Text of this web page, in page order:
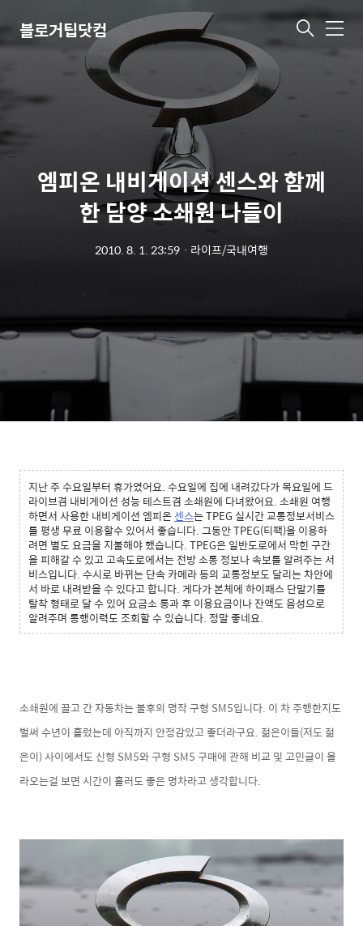
블로거팁닷컴 메
엠피온 내비게이션 센스와 함께
한 담양 소쇄원 나들이
2010. 8. 1. 23:59 ㆍ 라이프/국내여행
지난 주 수요일부터 휴가였어요. 수요일에 집에 내려갔다가 목요일에 드
라이브겸 내비게이션 성능 테스트겸 소쇄원에 다녀왔어요. 소쇄원 여행
하면서 사용한 내비게이션 엠피온센스는 TPEG 실시간 교통정보서비스
를 평생 무료 이용할수 있어서 좋습니다. 그동안 TPEG(티팩)을 이용하
려면 별도 요금을 지불해야 했습니다. TPEG은 일반도로에서 막힌 구간
을 피해갈 수 있고 고속도로에서는 전방 소통 정보나 속보를 알려주는 서
비스입니다. 수시로 바뀌는 단속 카메라 등의 교통정보도 달리는 차안에
서 바로 내려받을 수 있다고 합니다. 게다가 본체에 하이패스 단말기를
탈착 형태로 달 수 있어 요금소 통과 후 이용요금이나 잔액도 음성으로
알려주며 통행이력도 조회할 수 있습니다. 정말 좋네요.
소쇄원에 끌고 간 자동차는 불후의 명작 구형 SM5입니다. 이 차 주행한지도
벌써 수년이 흘렀는데 아직까지 안정감있고 좋더라구요. 젊은이들(저도 젊
은이) 사이에서도 신형 SM5와 구형 SM5 구매에 관해 비교 및 고민글이 올
라오는걸 보면 시간이 흘러도 좋은 명차라고 생각합니다.